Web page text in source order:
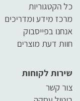
כל הקטגוריות
מרכז מידע ומדריכים
אנחנו בפייסבוק
חוות דעת מוצרים
שירות לקוחות
צור קשר